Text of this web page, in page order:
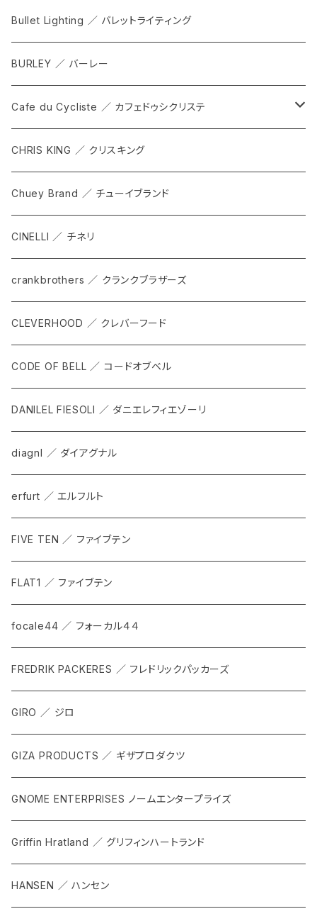
CITADEL
WPRT
DEX
GRIP SLING
SHADOW
KOMPAK
TKS
SACOCHE
ACCESSORY
ALL
サドル
カンビウム
メンテナンス
Bullet Lighting ／ バレットライティング
BURLEY ／ バーレー
Cafe du Cycliste ／ カフェドゥシクリステ
ALL
TOPS
BOTTOMS
ACCESORRIES
RIDE ACCESORRIES
CHRIS KING ／ クリスキング
Chuey Brand ／ チューイブランド
CINELLI ／ チネリ
crankbrothers ／ クランクブラザーズ
CLEVERHOOD ／ クレバーフード
CODE OF BELL ／ コードオブベル
DANILEL FIESOLI ／ ダニエレフィエゾーリ
diagnl ／ ダイアグナル
erfurt ／ エルフルト
FIVE TEN ／ ファイブテン
FLAT1 ／ ファイブテン
focale44 ／ フォーカル４４
FREDRIK PACKERES ／ フレドリックパッカーズ
GIRO ／ ジロ
GIZA PRODUCTS ／ ギザプロダクツ
GNOME ENTERPRISES ノームエンタープライズ
Griffin Hratland ／ グリフィンハートランド
HANSEN ／ ハンセン